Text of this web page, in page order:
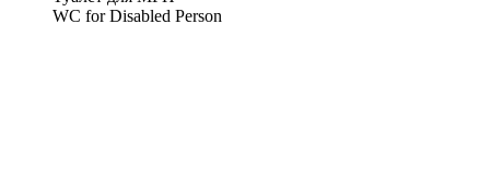
WC for Disabled Person